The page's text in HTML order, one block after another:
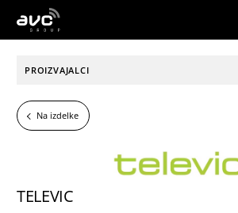
AVC
PROIZVAJALCI
Na izdelke
TELEVIC